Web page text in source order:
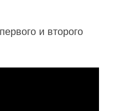
и второго